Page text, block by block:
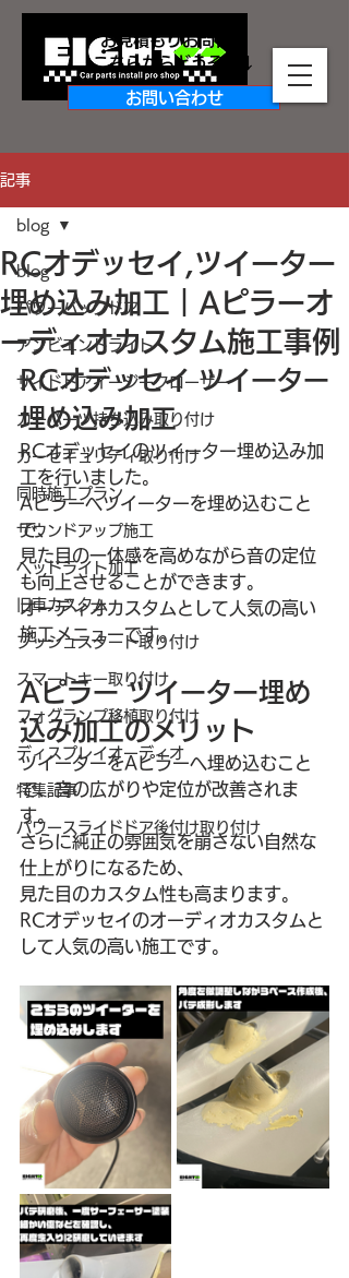
お見積もりお問合せ
​こちらからどうぞ↓↓
お問い合わせ
記事
blog
パワーバックドア
アンビエントライト
サイドドアイージークローザー
カーパーツ持ち込み取り付け
カーセキュリティ取り付け
同時施工プラン
サウンドアップ施工
ヘッドライト加工
旧車カスタム
プッシュスタート取り付け
スマートキー取り付け
フォグランプ移植取り付け
ディスプレイオーディオ
特集記事
パワースライドドア後付け取り付け
blog
RCオデッセイ,ツイーター
埋め込み加工｜Aピラーオ
ーディオカスタム施工事例
RCオデッセイ ツイーター
埋め込み加工
RCオデッセイのツイーター埋め込み加
工を行いました。
Aピラーへツイーターを埋め込むこと
で、
見た目の一体感を高めながら音の定位
も向上させることができます。
オーディオカスタムとして人気の高い
施工メニューです。
Aピラー ツイーター埋め
込み加工のメリット
ツイーターをAピラーへ埋め込むこと
で、音の広がりや定位が改善されま
す。
さらに純正の雰囲気を崩さない自然な
仕上がりになるため、
見た目のカスタム性も高まります。
RCオデッセイのオーディオカスタムと
して人気の高い施工です。